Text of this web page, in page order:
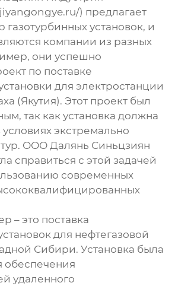
) предлагает
установок, и
компании из разных
они успешно
по поставке
для электростанции
(Якутия). Этот проект был
так как установка должна
условиях экстремально
ООО Далянь Синьцзиян
справиться с этой задачей
современных
– это поставка
для нефтегазовой
Сибири. Установка была
обеспечения
удаленного